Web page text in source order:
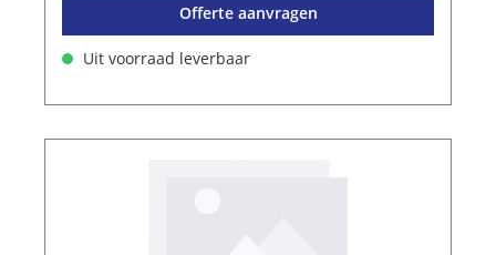
Offerte aanvragen
Uit voorraad leverbaar